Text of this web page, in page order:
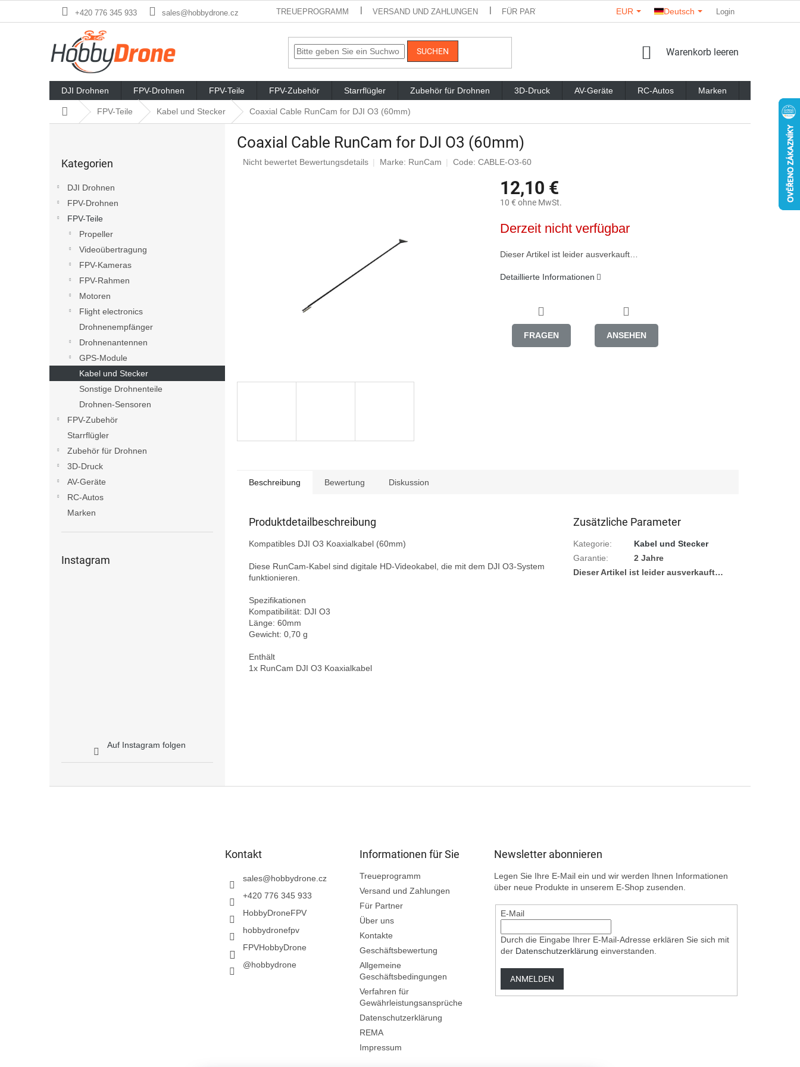
+420 776 345 933 sales@hobbydrone.cz TREUEPROGRAMM VERSAND UND ZAHLUNGEN FÜR PARTNER ÜBER UNS KONTAKTE
EUR Deutsch Login
SUCHEN WARENKORB
Warenkorb leeren
DJI Drohnen FPV-Drohnen FPV-Teile FPV-Zubehör Starrflügler Zubehör für Drohnen 3D-Druck AV-Geräte RC-Autos Marken
StartseiteFPV-Teile Kabel und Stecker Coaxial Cable RunCam for DJI O3 (60mm)
überspringen
Kategorien
DJI Drohnen
FPV-Drohnen
FPV-Teile
Propeller
Videoübertragung
FPV-Kameras
FPV-Rahmen
Motoren
Flight electronics
Drohnenempfänger
Drohnenantennen
GPS-Module
Kabel und Stecker
Sonstige Drohnenteile
Drohnen-Sensoren
FPV-Zubehör
Starrflügler
Zubehör für Drohnen
3D-Druck
AV-Geräte
RC-Autos
Marken
Instagram
Auf Instagram folgen
Coaxial Cable RunCam for DJI O3 (60mm)
Die
Nicht bewertet Bewertungsdetails Marke: RunCam Code: CABLE-O3-60
12,10 €
10 € ohne MwSt.
Derzeit nicht verfügbar
Dieser Artikel ist leider ausverkauft…
Detaillierte Informationen
FRAGEN ANSEHEN
Beschreibung Bewertung Diskussion
Produktdetailbeschreibung
Kompatibles DJI O3 Koaxialkabel (60mm)
Diese RunCam-Kabel sind digitale HD-Videokabel, die mit dem DJI O3-System
funktionieren.
Spezifikationen
Kompatibilität: DJI O3
Länge: 60mm
Gewicht: 0,70 g
Enthält
Zusätzliche Parameter
Kategorie:
Kabel und Stecker
Garantie:
2 Jahre
Dieser Artikel ist leider ausverkauft…
Kontakt
sales@hobbydrone.cz
+420 776 345 933
HobbyDroneFPV
hobbydronefpv
FPVHobbyDrone
@hobbydrone
Informationen für Sie
Treueprogramm
Versand und Zahlungen
Für Partner
Über uns
Kontakte
Geschäftsbewertung
Allgemeine
Geschäftsbedingungen
Verfahren für
Gewährleistungsansprüche
Datenschutzerklärung
REMA
Impressum
Newsletter abonnieren
Legen Sie Ihre E-Mail ein und wir werden Ihnen Informationen
über neue Produkte in unserem E-Shop zusenden.
E-Mail
Durch die Eingabe Ihrer E-Mail-Adresse erklären Sie sich mit
der Datenschutzerklärung einverstanden.
ANMELDEN